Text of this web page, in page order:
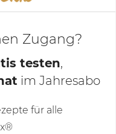
Zugang?
testen,
im Jahresabo
für alle